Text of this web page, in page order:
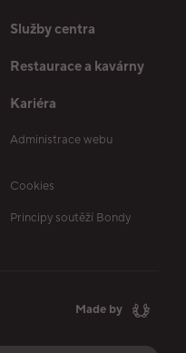
Služby centra
Restaurace a kavárny
Kariéra
Administrace webu
Cookies
Principy soutěží Bondy
Made by